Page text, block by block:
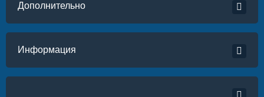
Дополнительно
Информация